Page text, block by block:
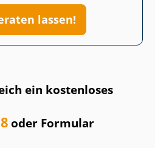
ein kostenloses
oder Formular
lassen!